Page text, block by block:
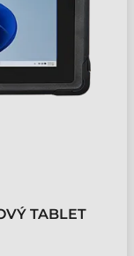
TABLET